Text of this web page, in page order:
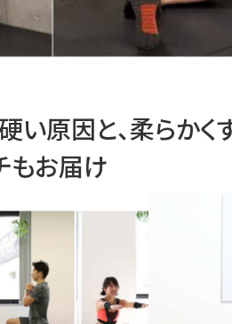
い原因と、柔らかく
もお届け